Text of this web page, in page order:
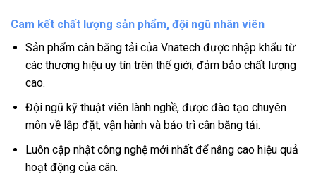
Cam kết chất lượng sản phẩm, đội ngũ nhân viên
Sản phẩm cân băng tải của Vnatech được nhập khẩu từ
các thương hiệu uy tín trên thế giới, đảm bảo chất lượng
cao.
Đội ngũ kỹ thuật viên lành nghề, được đào tạo chuyên
môn về lắp đặt, vận hành và bảo trì cân băng tải.
Luôn cập nhật công nghệ mới nhất để nâng cao hiệu quả
hoạt động của cân.